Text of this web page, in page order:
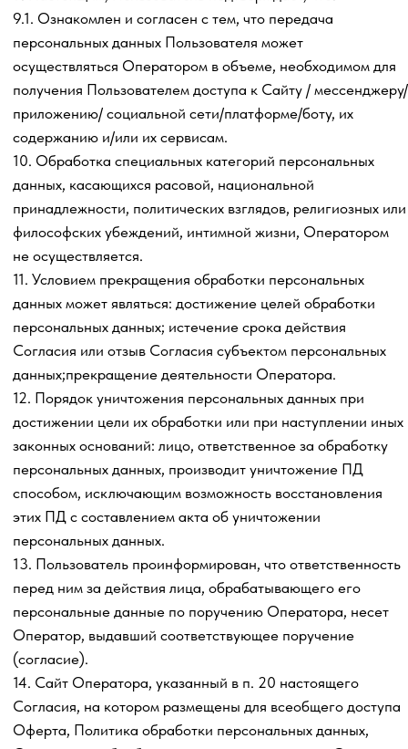
Индивидуальный предприниматель Заварзин Максим
Сергеевич
ИНН 180805695849, ОГРНИП 320183200037156
Юридический адрес: 426003, Россия, Респ. Удмуртская, г
Ижевск, проезд Квартальный, д 82,
кв 16
Банковские реквизиты:
Расчетный счет 40802810200001630023
Банк получателя: АО "ТИНЬКОФФ БАНК"
БИК: 044525974
К/с 30101810145250000974